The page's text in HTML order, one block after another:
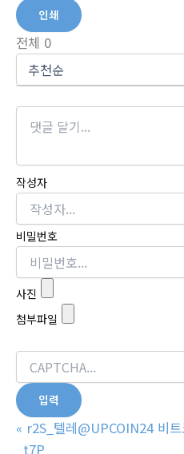
인쇄
전체 0
작성자
비밀번호
사진
첨부파일
« r2S_텔레@UPCOIN24 비
_t7P